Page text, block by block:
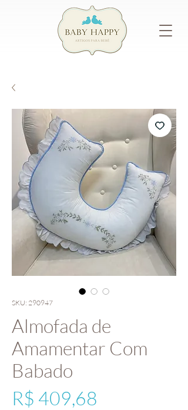
SKU: 290947
Almofada de
Amamentar Com
Babado
R$ 409,68